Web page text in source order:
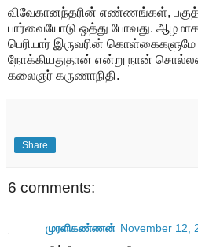
விவேகானந்தரின் எண்ணங்கள்,
பார்வையோடு ஒத்து போவது.
பெரியார் இருவரின்
நோக்கியதுதான் என்று நான்
கலைஞர் கருணாநிதி.
Share
6 comments:
முரளிகண்ணன் November 12,